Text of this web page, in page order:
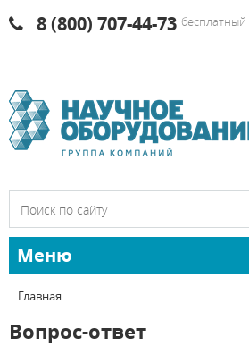
8 (800) 707-44-73
Меню
Главная
Вопрос-ответ